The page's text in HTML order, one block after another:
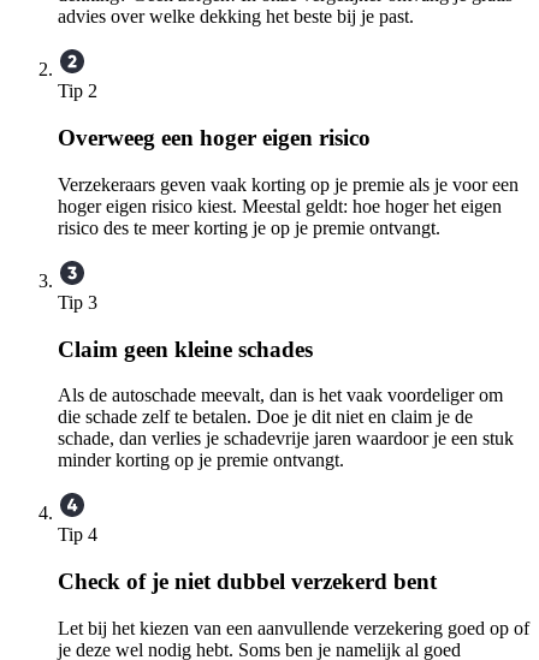
advies over welke dekking het beste bij je past.
Tip 2
Overweeg een hoger eigen risico
Verzekeraars geven vaak korting op je premie als je voor een
hoger eigen risico kiest. Meestal geldt: hoe hoger het eigen
risico des te meer korting je op je premie ontvangt.
Tip 3
Claim geen kleine schades
Als de autoschade meevalt, dan is het vaak voordeliger om
die schade zelf te betalen. Doe je dit niet en claim je de
schade, dan verlies je schadevrije jaren waardoor je een stuk
minder korting op je premie ontvangt.
Tip 4
Check of je niet dubbel verzekerd bent
Let bij het kiezen van een aanvullende verzekering goed op of
je deze wel nodig hebt. Soms ben je namelijk al goed